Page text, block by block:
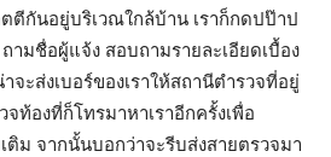
ตีกันอยู่บริเวณใกล้บ้าน เราก็กดปป๊าป
ามชื่อผู้แจ้ง สอบถามรายละเอียดเบื้อง
จะส่งเบอร์ของเราให้สถานีตำรวจที่อยู่
ท้องที่ก็โทรมาหาเราอีกครั้งเพื่อ
ติม จากนั้นบอกว่าจะรีบส่งสายตรวจมา